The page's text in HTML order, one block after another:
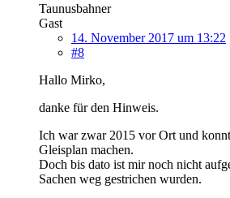
Taunusbahner
Gast
14. November 2017 um 13:22
#8
Hallo Mirko,
danke für den Hinweis.
Ich war zwar 2015 vor Ort und
Gleisplan machen.
Doch bis dato ist mir noch nicht
Sachen weg gestrichen wurden.